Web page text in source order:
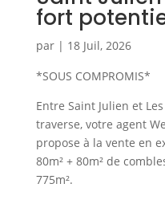
fort
par | 18 Juil, 2026
*SOUS COMPROMIS*
Entre Saint Julien et
traverse, votre agent
propose à la vente en
80m² + 80m² de
775m².